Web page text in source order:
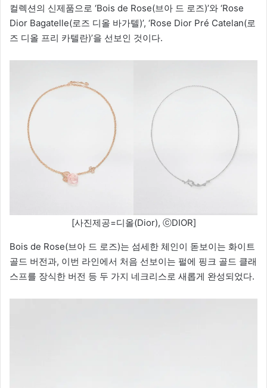
컬렉션의 신제품으로 ‘Bois de Rose(브아 드 로즈)’와 ‘Rose
Dior Bagatelle(로즈 디올 바가텔)’, ‘Rose Dior Pré Catelan(로
즈 디올 프리 카텔란)’을 선보인 것이다.
[사진제공=디올(Dior), ⓒDIOR]
Bois de Rose(브아 드 로즈)는 섬세한 체인이 돋보이는 화이트
골드 버전과, 이번 라인에서 처음 선보이는 펄에 핑크 골드 클래
스프를 장식한 버전 등 두 가지 네크리스로 새롭게 완성되었다.